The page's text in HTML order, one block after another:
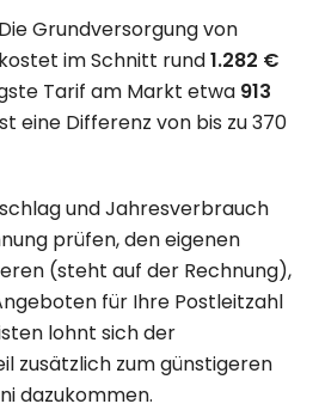
Grundversorgung von
im Schnitt rund1.282 €
Tarif am Markt etwa 913
eine Differenz von bis zu 370
und Jahresverbrauch
prüfen, den eigenen
(steht auf der Rechnung),
für Ihre Postleitzahl
lohnt sich der
zusätzlich zum günstigeren
dazukommen.